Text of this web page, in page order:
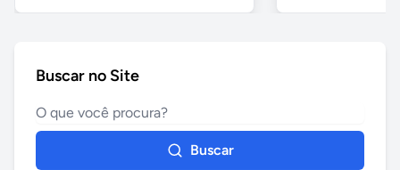
Buscar no Site
Buscar